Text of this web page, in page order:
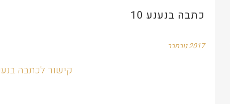
כתבה בנענע 10
2017 נובמבר
קישור לכתבה